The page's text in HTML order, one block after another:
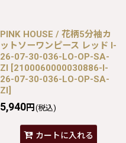
PINK HOUSE / 花柄5分袖カ
ットソーワンピース レッド I-
26-07-30-036-LO-OP-SA-
ZI [2100060000030886-I-
26-07-30-036-LO-OP-SA-
ZI]
5,940円 (税込)
カートに入れる